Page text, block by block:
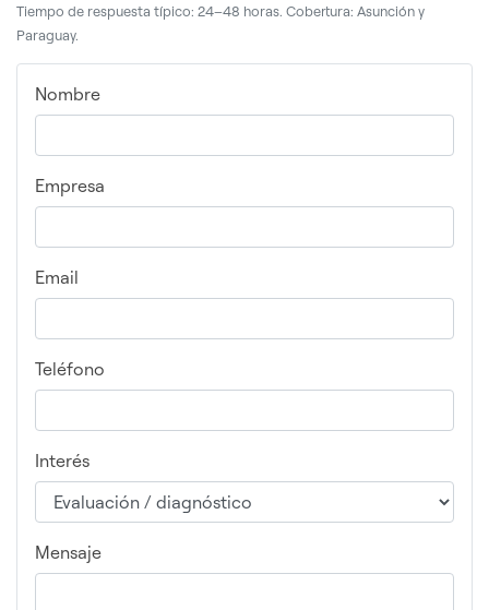
Tiempo de respuesta típico: 24–48 horas. Cobertura: Asunción y
Paraguay.
Nombre
Empresa
Email
Teléfono
Interés
Mensaje